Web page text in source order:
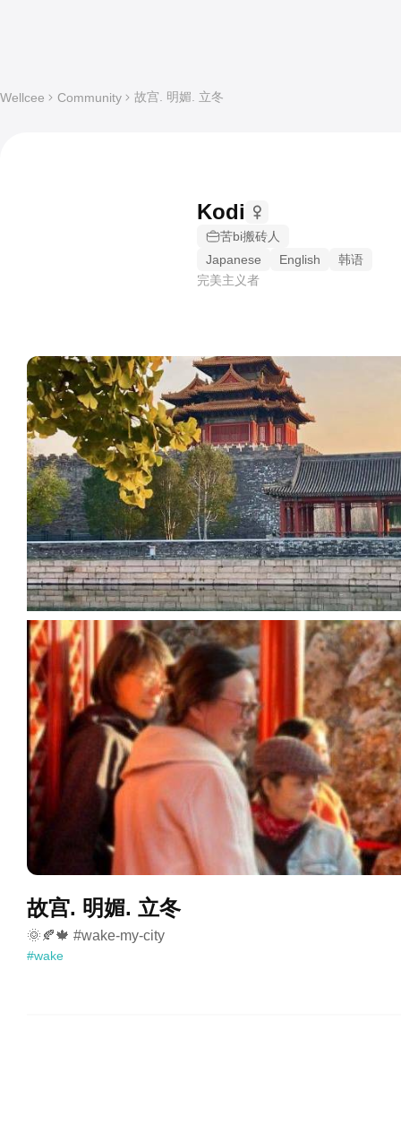
Wellcee Community 故宫. 明媚. 立冬
Kodi
苦bi搬砖人
Japanese
English
韩语
完美主义者
故宫. 明媚. 立冬
🌞🍂🍁 #wake-my-city
#wake